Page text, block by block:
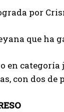
por
que ha
en
con dos de